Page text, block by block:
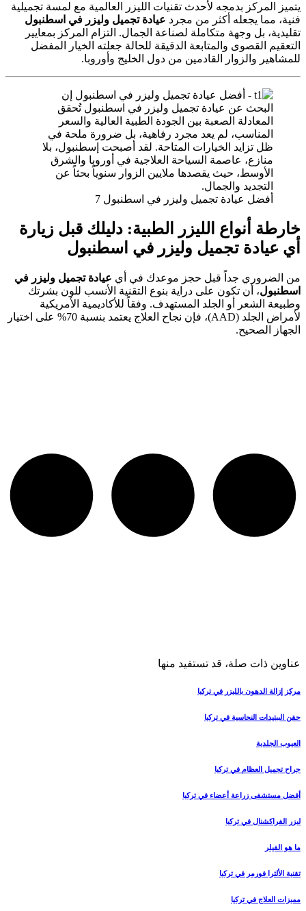
يتميز المركز بدمجه لأحدث تقنيات الليزر العالمية مع لمسة تجميلية
فنية، مما يجعله أكثر من مجرد عيادة تجميل وليزر في اسطنبول
تقليدية، بل وجهة متكاملة لصناعة الجمال. التزام المركز بمعايير
التعقيم القصوى والمتابعة الدقيقة للحالة جعلته الخيار المفضل
للمشاهير والزوار القادمين من دول الخليج وأوروبا.
أفضل عيادة تجميل وليزر في اسطنبول 7
خارطة أنواع الليزر الطبية: دليلك قبل زيارة
أي عيادة تجميل وليزر في اسطنبول
من الضروري جداً قبل حجز موعدك في أي عيادة تجميل وليزر في
اسطنبول، أن تكون على دراية بنوع التقنية الأنسب للون بشرتك
وطبيعة الشعر أو الجلد المستهدف. وفقاً للأكاديمية الأمريكية
لأمراض الجلد (AAD)، فإن نجاح العلاج يعتمد بنسبة 70% على اختيار
الجهاز الصحيح.
عناوين ذات صلة، قد تستفيد منها
مركز إزالة الدهون بالليزر في تركيا
حقن الببتيدات النحاسية في تركيا
العيوب الجلدية
جراح تجميل العظام في تركيا
أفضل مستشفى زراعة أعضاء في تركيا
ليزر الفراكشنال في تركيا
ما هو الفيلر
تقنية الألترا فورمر في تركيا
مميزات العلاج في تركيا